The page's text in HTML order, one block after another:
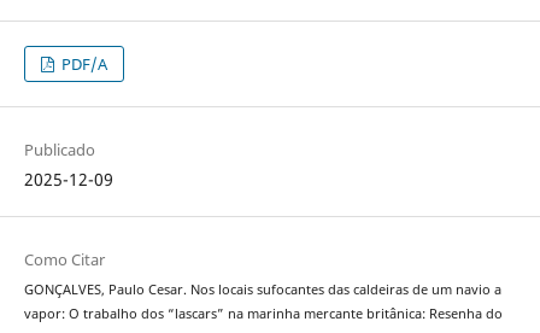
PDF/A
Publicado
2025-12-09
Como Citar
GONÇALVES, Paulo Cesar. Nos locais sufocantes das caldeiras de um navio a
vapor: O trabalho dos “lascars” na marinha mercante britânica: Resenha do